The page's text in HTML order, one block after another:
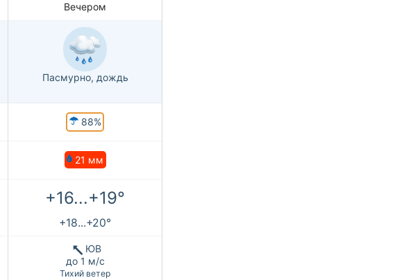
Вечером
Пасмурно, дождь
88%
21 мм
+16...+19°
+18...+20°
ЮВ
до 1 м/с
Тихий ветер